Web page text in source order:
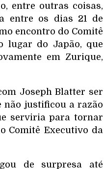
entre outras coisas,
entre os dias 21 de
encontro do Comitê
lugar do Japão, que
em Zurique,
Joseph Blatter ser
não justificou a razão
serviria para tornar
Comitê Executivo da
de surpresa até